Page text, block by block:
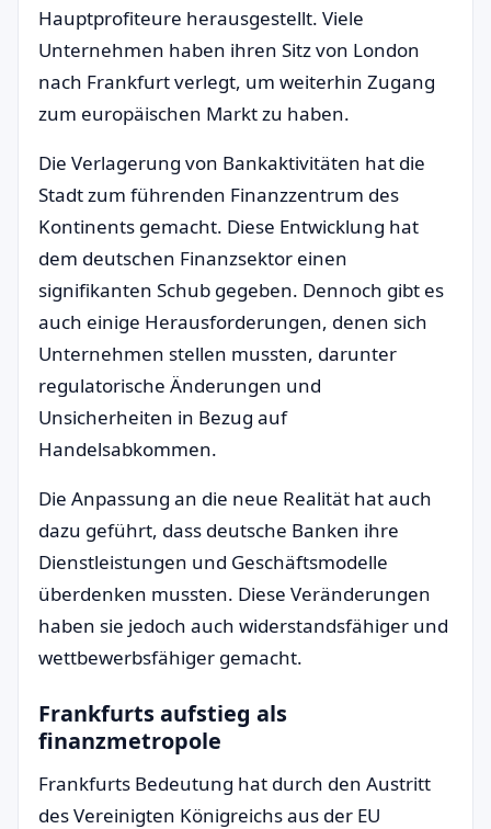
Hauptprofiteure herausgestellt. Viele
Unternehmen haben ihren Sitz von London
nach Frankfurt verlegt, um weiterhin Zugang
zum europäischen Markt zu haben.
Die Verlagerung von Bankaktivitäten hat die
Stadt zum führenden Finanzzentrum des
Kontinents gemacht. Diese Entwicklung hat
dem deutschen Finanzsektor einen
signifikanten Schub gegeben. Dennoch gibt es
auch einige Herausforderungen, denen sich
Unternehmen stellen mussten, darunter
regulatorische Änderungen und
Unsicherheiten in Bezug auf
Handelsabkommen.
Die Anpassung an die neue Realität hat auch
dazu geführt, dass deutsche Banken ihre
Dienstleistungen und Geschäftsmodelle
überdenken mussten. Diese Veränderungen
haben sie jedoch auch widerstandsfähiger und
wettbewerbsfähiger gemacht.
Frankfurts aufstieg als
finanzmetropole
Frankfurts Bedeutung hat durch den Austritt
des Vereinigten Königreichs aus der EU